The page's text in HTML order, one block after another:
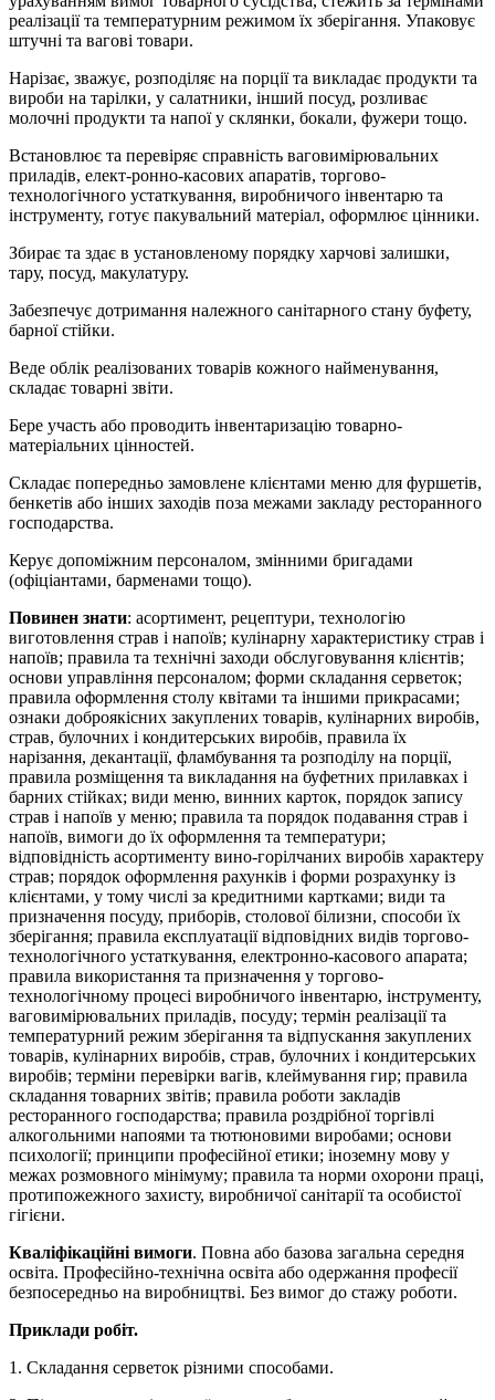
реалізації та температурним режимом їх зберігання. Упаковує
штучні та вагові товари.
Нарізає, зважує, розподіляє на порції та викладає продукти та
вироби на тарілки, у салатники, інший посуд, розливає
молочні продукти та напої у склянки, бокали, фужери тощо.
Встановлює та перевіряє справність ваговимірювальних
приладів, елект-ронно-касових апаратів, торгово-
технологічного устаткування, виробничого інвентарю та
інструменту, готує пакувальний матеріал, оформлює цінники.
Збирає та здає в установленому порядку харчові залишки,
тару, посуд, макулатуру.
Забезпечує дотримання належного санітарного стану буфету,
барної стійки.
Веде облік реалізованих товарів кожного найменування,
складає товарні звіти.
Бере участь або проводить інвентаризацію товарно-
матеріальних цінностей.
Складає попередньо замовлене клієнтами меню для фуршетів,
бенкетів або інших заходів поза межами закладу ресторанного
господарства.
Керує допоміжним персоналом, змінними бригадами
(офіціантами, барменами тощо).
Повинен знати: асортимент, рецептури, технологію
виготовлення страв і напоїв; кулінарну характеристику страв і
напоїв; правила та технічні заходи обслуговування клієнтів;
основи управління персоналом; форми складання серветок;
правила оформлення столу квітами та іншими прикрасами;
ознаки доброякісних закуплених товарів, кулінарних виробів,
страв, булочних і кондитерських виробів, правила їх
нарізання, декантації, фламбування та розподілу на порції,
правила розміщення та викладання на буфетних прилавках і
барних стійках; види меню, винних карток, порядок запису
страв і напоїв у меню; правила та порядок подавання страв і
напоїв, вимоги до їх оформлення та температури;
відповідність асортименту вино-горілчаних виробів характеру
страв; порядок оформлення рахунків і форми розрахунку із
клієнтами, у тому числі за кредитними картками; види та
призначення посуду, приборів, столової білизни, способи їх
зберігання; правила експлуатації відповідних видів торгово-
технологічного устаткування, електронно-касового апарата;
правила використання та призначення у торгово-
технологічному процесі виробничого інвентарю, інструменту,
ваговимірювальних приладів, посуду; термін реалізації та
температурний режим зберігання та відпускання закуплених
товарів, кулінарних виробів, страв, булочних і кондитерських
виробів; терміни перевірки вагів, клеймування гир; правила
складання товарних звітів; правила роботи закладів
ресторанного господарства; правила роздрібної торгівлі
алкогольними напоями та тютюновими виробами; основи
психології; принципи професійної етики; іноземну мову у
межах розмовного мінімуму; правила та норми охорони праці,
протипожежного захисту, виробничої санітарії та особистої
гігієни.
Кваліфікаційні вимоги. Повна або базова загальна середня
освіта. Професійно-технічна освіта або одержання професії
безпосередньо на виробництві. Без вимог до стажу роботи.
Приклади робіт.
1. Складання серветок різними способами.